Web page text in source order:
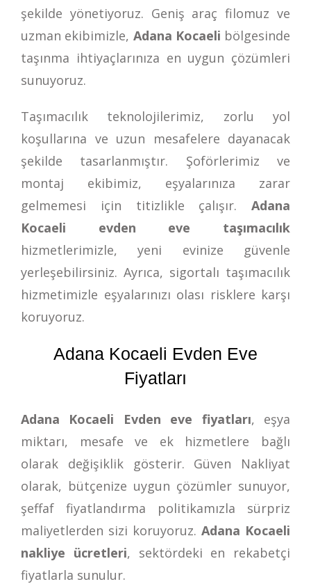
şekilde yönetiyoruz. Geniş araç filomuz ve
uzman ekibimizle, Adana Kocaeli bölgesinde
taşınma ihtiyaçlarınıza en uygun çözümleri
sunuyoruz.
Taşımacılık teknolojilerimiz, zorlu yol
koşullarına ve uzun mesafelere dayanacak
şekilde tasarlanmıştır. Şoförlerimiz ve
montaj ekibimiz, eşyalarınıza zarar
gelmemesi için titizlikle çalışır. Adana
Kocaeli evden eve taşımacılık
hizmetlerimizle, yeni evinize güvenle
yerleşebilirsiniz. Ayrıca, sigortalı taşımacılık
hizmetimizle eşyalarınızı olası risklere karşı
koruyoruz.
Adana Kocaeli Evden Eve
Fiyatları
Adana Kocaeli Evden eve fiyatları, eşya
miktarı, mesafe ve ek hizmetlere bağlı
olarak değişiklik gösterir. Güven Nakliyat
olarak, bütçenize uygun çözümler sunuyor,
şeffaf fiyatlandırma politikamızla sürpriz
maliyetlerden sizi koruyoruz. Adana Kocaeli
nakliye ücretleri, sektördeki en rekabetçi
fiyatlarla sunulur.